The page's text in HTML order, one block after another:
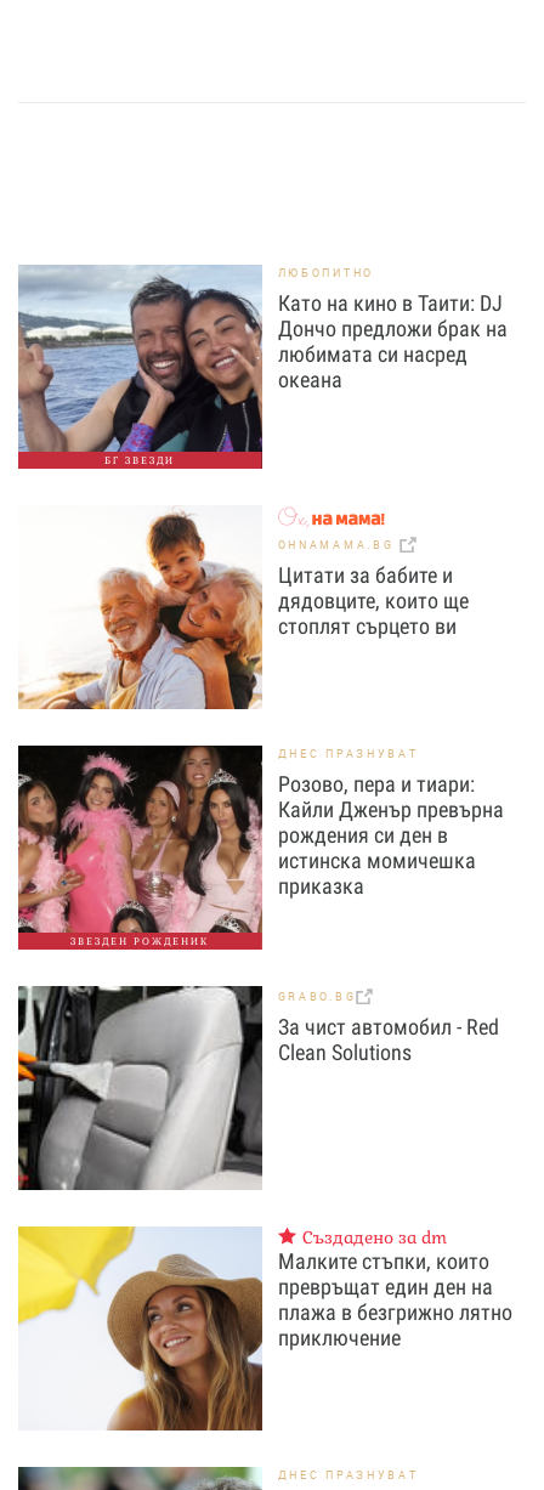
БГ ЗВЕЗДИ
ЛЮБОПИТНО
Като на кино в Таити: DJ
Дончо предложи брак на
любимата си насред
океана
OHNAMAMA.BG
Цитати за бабите и
дядовците, които ще
стоплят сърцето ви
ЗВЕЗДЕН РОЖДЕНИК
ДНЕС ПРАЗНУВАТ
Розово, пера и тиари:
Кайли Дженър превърна
рождения си ден в
истинска момичешка
приказка
GRABO.BG
За чист автомобил - Red
Clean Solutions
Създадено за dm
Малките стъпки, които
превръщат един ден на
плажа в безгрижно лятно
приключение
ДНЕС ПРАЗНУВАТ